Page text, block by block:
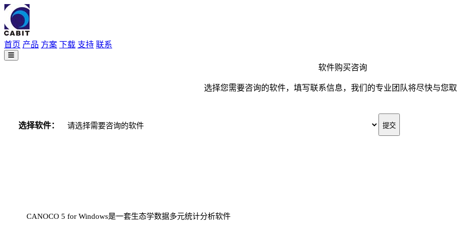
首页 产品 方案 下载 支持 联系
软件购买咨询
选择您需要咨询的软件，填写联系信息，我们的专业团队将尽快与您
选择软件：
CANOCO 5 for Windows是一套生态学数据多元统计分析软件